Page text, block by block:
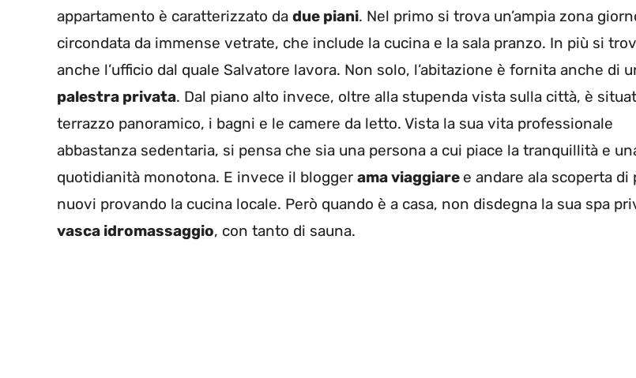
appartamento è caratterizzato da due piani. Nel primo si trova un’ampia zona
circondata da immense vetrate, che include la cucina e la sala pranzo. In più si
anche l’ufficio dal quale Salvatore lavora. Non solo, l’abitazione è fornita anche di
palestra privata. Dal piano alto invece, oltre alla stupenda vista sulla città, è
terrazzo panoramico, i bagni e le camere da letto. Vista la sua vita professionale
abbastanza sedentaria, si pensa che sia una persona a cui piace la tranquillità e
quotidianità monotona. E invece il blogger ama viaggiare e andare ala scoperta di
nuovi provando la cucina locale. Però quando è a casa, non disdegna la sua spa
vasca idromassaggio, con tanto di sauna.